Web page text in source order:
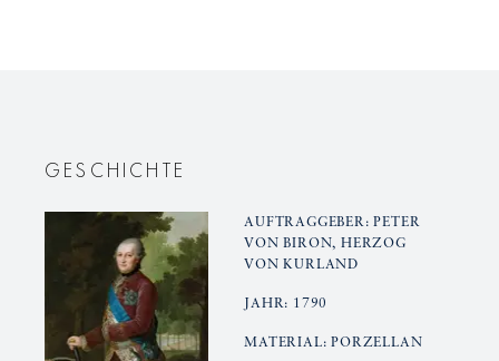
GESCHICHTE
AUFTRAGGEBER: PETER
VON BIRON, HERZOG
VON KURLAND
JAHR: 1790
MATERIAL: PORZELLAN